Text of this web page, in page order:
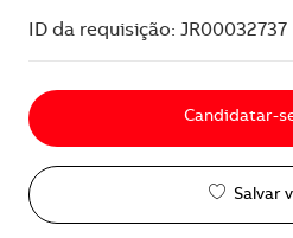
ID da requisição: JR00032737
Candidatar-
Salvar